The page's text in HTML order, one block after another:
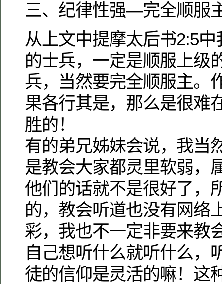
三、纪律性强—完全顺服
从上文中提摩太后书2:5
的士兵，一定是顺服上级
兵，当然要完全顺服主。
果各行其是，那么是很难
胜的！
有的弟兄姊妹会说，我当
是教会大家都灵里软弱，
他们的话就不是很好了，
的，教会听道也没有网络
彩，我也不一定非要来教
自己想听什么就听什么，
徒的信仰是灵活的嘛！这